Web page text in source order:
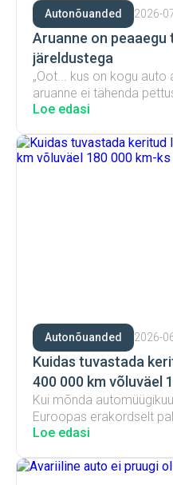
Autonõuanded 2026-
Aruanne on
järeldustega
„Oot... kus on kogu auto
aruanne ei tähenda
Loe edasi
Autonõuanded 2026-
Kuidas tuvastada
400 000 km võluväel
Kui mõnda
Euroopas erakordselt
Loe edasi